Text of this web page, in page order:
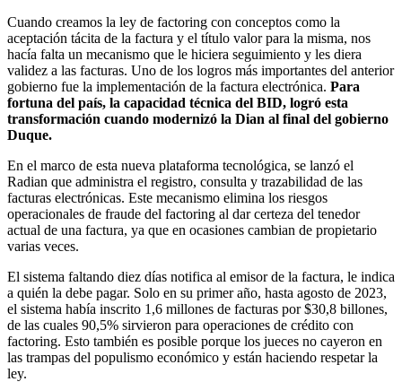
Cuando creamos la ley de factoring con conceptos como la
aceptación tácita de la factura y el título valor para la misma, nos
hacía falta un mecanismo que le hiciera seguimiento y les diera
validez a las facturas. Uno de los logros más importantes del anterior
gobierno fue la implementación de la factura electrónica. Para
fortuna del país, la capacidad técnica del BID, logró esta
transformación cuando modernizó la Dian al final del gobierno
Duque.
En el marco de esta nueva plataforma tecnológica, se lanzó el
Radian que administra el registro, consulta y trazabilidad de las
facturas electrónicas. Este mecanismo elimina los riesgos
operacionales de fraude del factoring al dar certeza del tenedor
actual de una factura, ya que en ocasiones cambian de propietario
varias veces.
El sistema faltando diez días notifica al emisor de la factura, le indica
a quién la debe pagar. Solo en su primer año, hasta agosto de 2023,
el sistema había inscrito 1,6 millones de facturas por $30,8 billones,
de las cuales 90,5% sirvieron para operaciones de crédito con
factoring. Esto también es posible porque los jueces no cayeron en
las trampas del populismo económico y están haciendo respetar la
ley.